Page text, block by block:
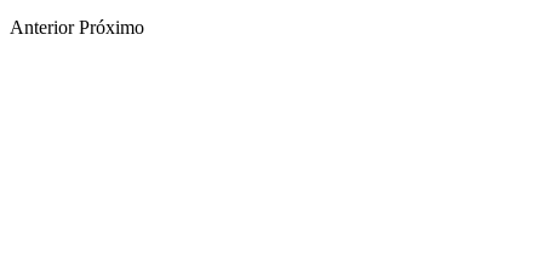
Anterior Próximo